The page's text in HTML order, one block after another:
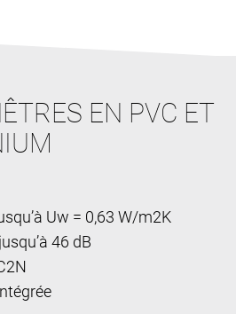
EN PVC ET
Uw = 0,63 W/m2K
jusqu’à 46 dB